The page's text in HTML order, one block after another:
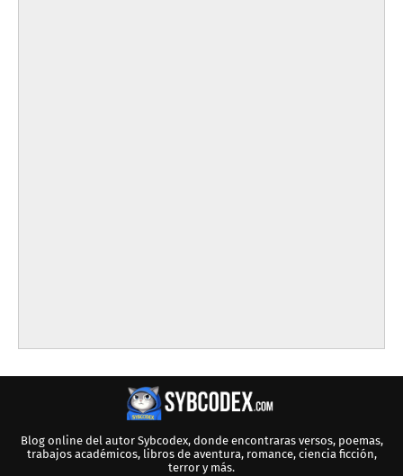
Blog online del autor Sybcodex, donde encontraras versos, poemas,
trabajos académicos, libros de aventura, romance, ciencia ficción,
terror y más.